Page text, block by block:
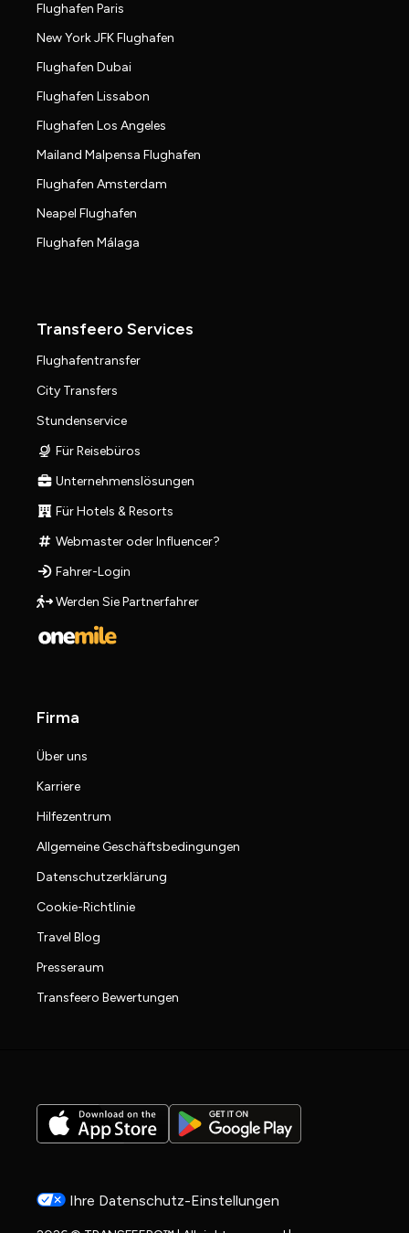
Flughafen Paris
New York JFK Flughafen
Flughafen Dubai
Flughafen Lissabon
Flughafen Los Angeles
Mailand Malpensa Flughafen
Flughafen Amsterdam
Neapel Flughafen
Flughafen Málaga
Transfeero Services
Flughafentransfer
City Transfers
Stundenservice
Für Reisebüros
Unternehmenslösungen
Für Hotels & Resorts
Webmaster oder Influencer?
Fahrer-Login
Werden Sie Partnerfahrer
Firma
Über uns
Karriere
Hilfezentrum
Allgemeine Geschäftsbedingungen
Datenschutzerklärung
Cookie-Richtlinie
Travel Blog
Presseraum
Transfeero Bewertungen
Ihre Datenschutz-Einstellungen